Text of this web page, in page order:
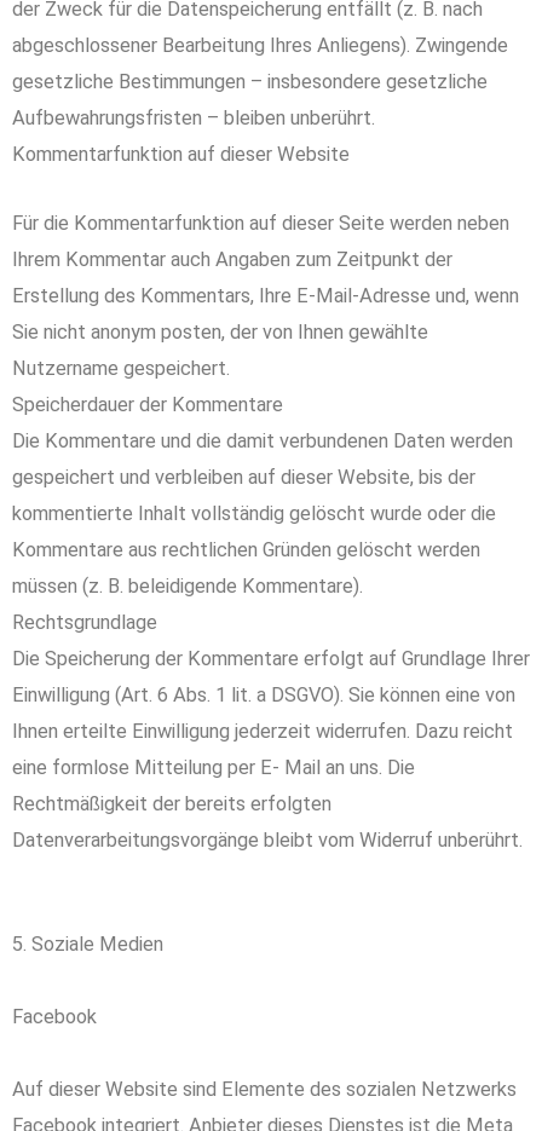
der Zweck für die Datenspeicherung entfällt (z. B. nach
abgeschlossener Bearbeitung Ihres Anliegens). Zwingende
gesetzliche Bestimmungen – insbesondere gesetzliche
Aufbewahrungsfristen – bleiben unberührt.
Kommentarfunktion auf dieser Website
Für die Kommentarfunktion auf dieser Seite werden neben
Ihrem Kommentar auch Angaben zum Zeitpunkt der
Erstellung des Kommentars, Ihre E-Mail-Adresse und, wenn
Sie nicht anonym posten, der von Ihnen gewählte
Nutzername gespeichert.
Speicherdauer der Kommentare
Die Kommentare und die damit verbundenen Daten werden
gespeichert und verbleiben auf dieser Website, bis der
kommentierte Inhalt vollständig gelöscht wurde oder die
Kommentare aus rechtlichen Gründen gelöscht werden
müssen (z. B. beleidigende Kommentare).
Rechtsgrundlage
Die Speicherung der Kommentare erfolgt auf Grundlage Ihrer
Einwilligung (Art. 6 Abs. 1 lit. a DSGVO). Sie können eine von
Ihnen erteilte Einwilligung jederzeit widerrufen. Dazu reicht
eine formlose Mitteilung per E- Mail an uns. Die
Rechtmäßigkeit der bereits erfolgten
Datenverarbeitungsvorgänge bleibt vom Widerruf unberührt.
5. Soziale Medien
Facebook
Auf dieser Website sind Elemente des sozialen Netzwerks
Facebook integriert. Anbieter dieses Dienstes ist die Meta